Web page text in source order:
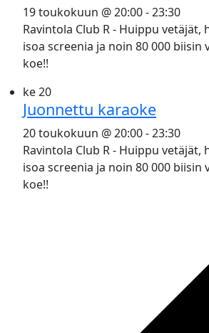
19 toukokuun @ 20:00-23:30
Ravintola Club R - Huippu vetäjät,
isoa screenia ja noin 80 000 biisin
koe!!
ke20
Juonnettu karaoke
20 toukokuun @ 20:00-23:30
Ravintola Club R - Huippu vetäjät,
isoa screenia ja noin 80 000 biisin
koe!!